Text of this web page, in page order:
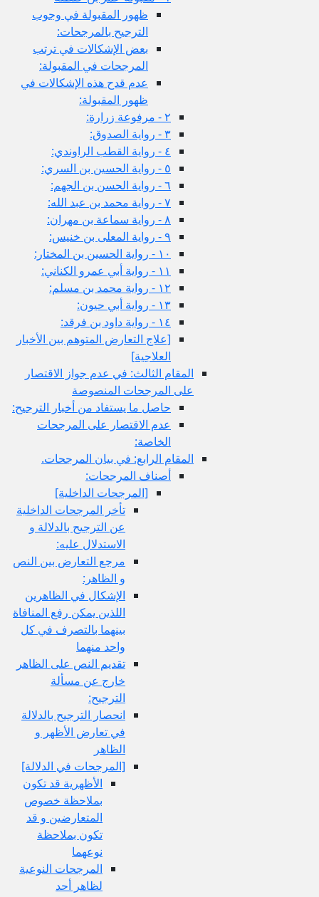
ظهور المقبولة في وجوب
الترجيح بالمرجحات:
بعض الإشكالات في ترتب
المرجحات في المقبولة:
عدم قدح هذه الإشكالات في
ظهور المقبولة:
[علاج التعارض المتوهم بين الأخبار
العلاجية]
المقام الثالث: في عدم جواز الاقتصار
على المرجحات المنصوصة
حاصل ما يستفاد من أخبار الترجيح:
عدم الاقتصار على المرجحات
الخاصة:
المقام الرابع: في بيان المرجحات.
أصناف المرجحات:
[المرجحات الداخلية]
تأخر المرجحات الداخلية
عن الترجيح بالدلالة و
الاستدلال عليه:
مرجع التعارض بين النص
و الظاهر:
الإشكال في الظاهرين
اللذين يمكن رفع المنافاة
بينهما بالتصرف في كل
واحد منهما
تقديم النص على الظاهر
خارج عن مسألة
الترجيح:
انحصار الترجيح بالدلالة
في تعارض الأظهر و
الظاهر
[المرجحات في الدلالة]
الأظهرية قد تكون
بملاحظة خصوص
المتعارضين و قد
تكون بملاحظة
المرجحات النوعية
لظاهر أحد